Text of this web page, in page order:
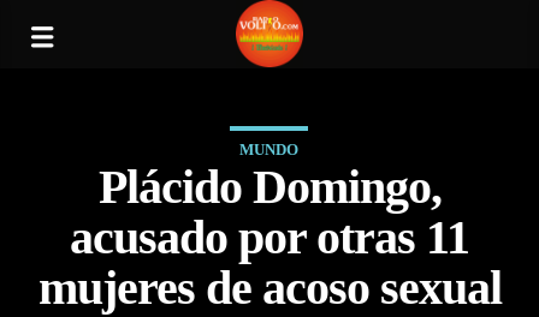
MUNDO
Plácido Domingo,
acusado por otras 11
mujeres de acoso sexual